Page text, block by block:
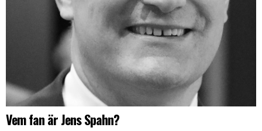
Vem fan är Jens Spahn?